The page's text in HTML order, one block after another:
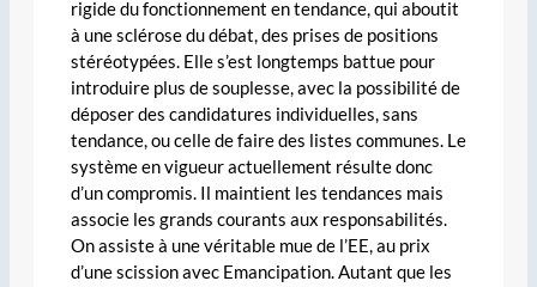
rigide du fonctionnement en tendance, qui aboutit
à une sclérose du débat, des prises de positions
stéréotypées. Elle s’est longtemps battue pour
introduire plus de souplesse, avec la possibilité de
déposer des candidatures individuelles, sans
tendance, ou celle de faire des listes communes. Le
système en vigueur actuellement résulte donc
d’un compromis. Il maintient les tendances mais
associe les grands courants aux responsabilités.
On assiste à une véritable mue de l’EE, au prix
d’une scission avec Emancipation. Autant que les